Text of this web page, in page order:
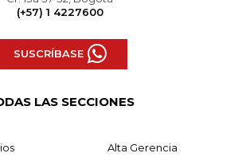
(+57) 1 4227600
SUSCRÍBASE
LAS SECCIONES
Alta Gerencia